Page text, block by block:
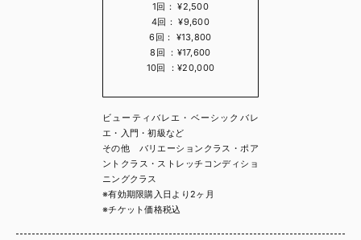
1回： ¥2,500
4回： ¥9,600
6回： ¥13,800
8回 ：¥17,600
10回 ：¥20,000
ビューティバレエ・ベーシックバレ
エ・入門・初級など
その他 バリエーションクラス・ポア
ントクラス・ストレッチコンディショ
ニングクラス
※有効期限購入日より2ヶ月
※チケット価格税込